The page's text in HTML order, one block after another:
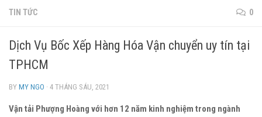
TIN TỨC 0
Dịch Vụ Bốc Xếp Hàng Hóa Vận chuyển uy tín tại
TPHCM
BY MY NGO · 4 THÁNG SÁU, 2021
Vận tải Phượng Hoàng với hơn 12 năm kinh nghiệm trong ngành